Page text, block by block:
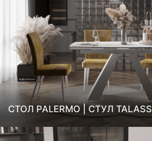
СТОЛ PALERMO | СТУЛ TALASS